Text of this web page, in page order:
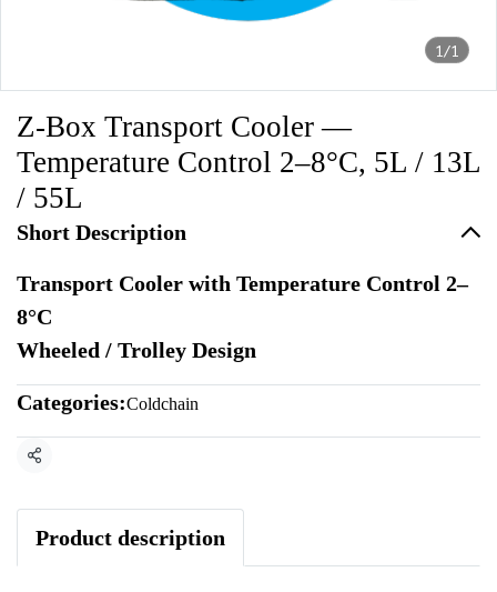
1/1
Z-Box Transport Cooler —
Temperature Control 2–8°C, 5L / 13L
/ 55L
Short Description
Transport Cooler with Temperature Control 2–
8°C
Wheeled / Trolley Design
Categories:Coldchain
Share
Product description